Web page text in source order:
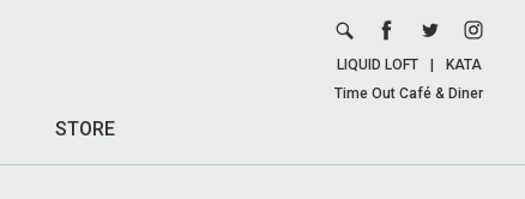
STORE
LIQUID LOFT
KATA
Time Out Café & Diner